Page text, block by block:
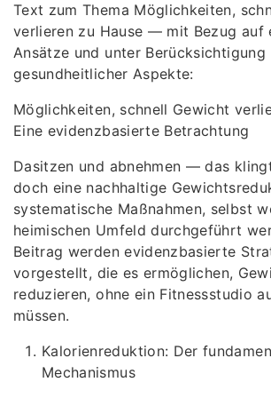
Text zum Thema Möglichkeiten,
verlieren zu Hause — mit Bezug auf
Ansätze und unter Berücksichtigung
gesundheitlicher Aspekte:
Möglichkeiten, schnell Gewicht
Eine evidenzbasierte Betrachtung
Dasitzen und abnehmen — das
doch eine nachhaltige
systematische Maßnahmen, selbst
heimischen Umfeld durchgeführt
Beitrag werden evidenzbasierte
vorgestellt, die es ermöglichen,
reduzieren, ohne ein Fitnessstudio
müssen.
Kalorienreduktion: Der
Mechanismus